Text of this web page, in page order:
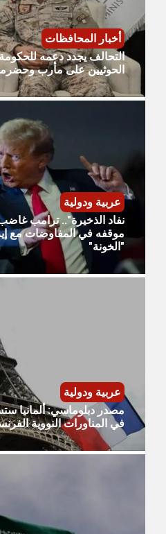
أخبار المحافظات
التحالف يجدد دعمه
الحوثيين على مأرب
عربية ودولية
نفاد الذخيرة".. ترامب
موقفه في المفاوضات مع
"الخونة"
عربية ودولية
مصدر دبلوماسي: ألمانيا
في المناورات النووية